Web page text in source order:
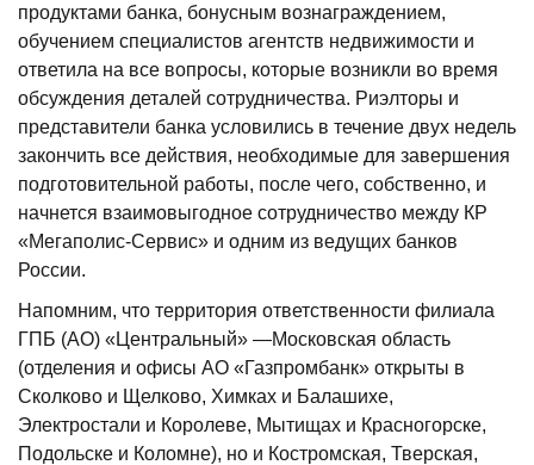
продуктами банка, бонусным вознаграждением,
обучением специалистов агентств недвижимости и
ответила на все вопросы, которые возникли во время
обсуждения деталей сотрудничества. Риэлторы и
представители банка условились в течение двух недель
закончить все действия, необходимые для завершения
подготовительной работы, после чего, собственно, и
начнется взаимовыгодное сотрудничество между КР
«Мегаполис-Сервис» и одним из ведущих банков
России.
Напомним, что территория ответственности филиала
ГПБ (АО) «Центральный» —Московская область
(отделения и офисы АО «Газпромбанк» открыты в
Сколково и Щелково, Химках и Балашихе,
Электростали и Королеве, Мытищах и Красногорске,
Подольске и Коломне), но и Костромская, Тверская,